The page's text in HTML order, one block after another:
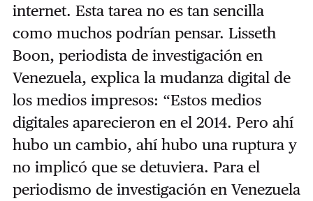
internet. Esta tarea no es tan sencilla
como muchos podrían pensar. Lisseth
Boon, periodista de investigación en
Venezuela, explica la mudanza digital de
los medios impresos: “Estos medios
digitales aparecieron en el 2014. Pero ahí
hubo un cambio, ahí hubo una ruptura y
no implicó que se detuviera. Para el
periodismo de investigación en Venezuela